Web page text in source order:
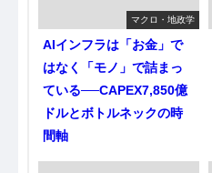
マクロ・地政学
AIインフラは「お金」で
はなく「モノ」で詰まっ
ている──CAPEX7,850億
ドルとボトルネックの時
間軸